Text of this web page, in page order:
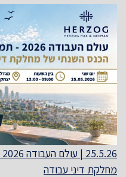
מחלקת דיני עבודה